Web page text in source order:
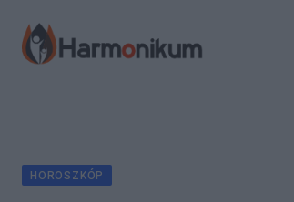
content
HOROSZKÓP